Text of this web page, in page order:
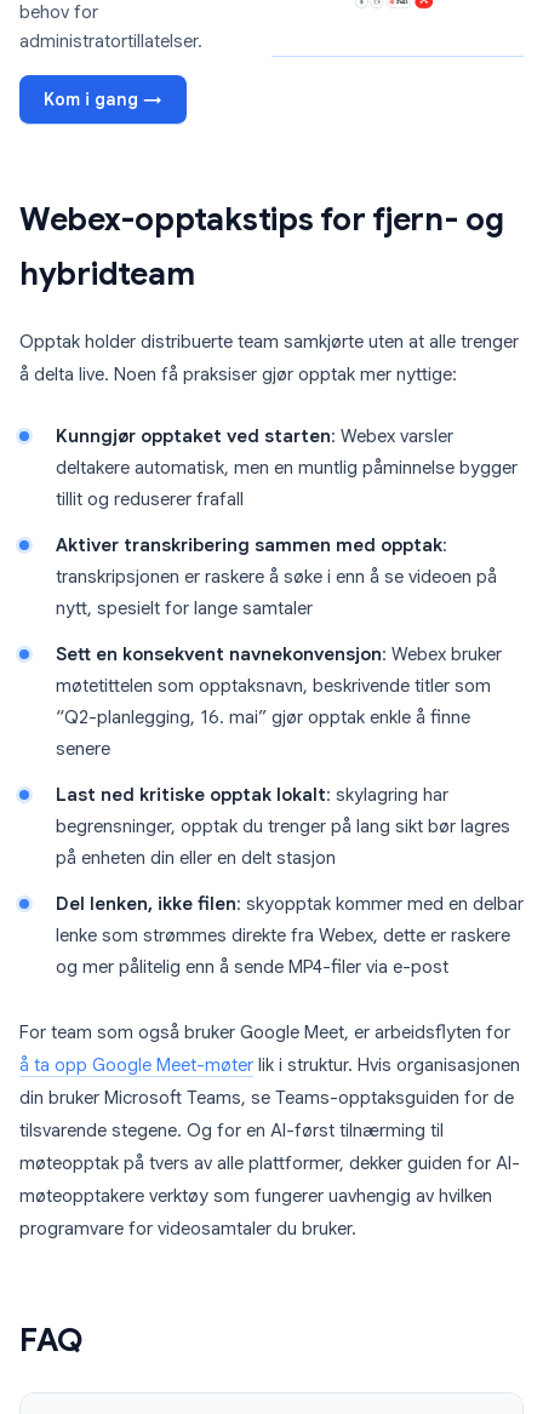
behov for
administratortillatelser.
Kom i gang →
Webex-opptakstips for fjern- og
hybridteam
Opptak holder distribuerte team samkjørte uten at alle trenger
å delta live. Noen få praksiser gjør opptak mer nyttige:
Kunngjør opptaket ved starten: Webex varsler
deltakere automatisk, men en muntlig påminnelse bygger
tillit og reduserer frafall
Aktiver transkribering sammen med opptak:
transkripsjonen er raskere å søke i enn å se videoen på
nytt, spesielt for lange samtaler
Sett en konsekvent navnekonvensjon: Webex bruker
møtetittelen som opptaksnavn, beskrivende titler som
“Q2-planlegging, 16. mai” gjør opptak enkle å finne
senere
Last ned kritiske opptak lokalt: skylagring har
begrensninger, opptak du trenger på lang sikt bør lagres
på enheten din eller en delt stasjon
Del lenken, ikke filen: skyopptak kommer med en delbar
lenke som strømmes direkte fra Webex, dette er raskere
og mer pålitelig enn å sende MP4-filer via e-post
For team som også bruker Google Meet, er arbeidsflyten for
å ta opp Google Meet-møter lik i struktur. Hvis organisasjonen
din bruker Microsoft Teams, se Teams-opptaksguiden for de
tilsvarende stegene. Og for en AI-først tilnærming til
møteopptak på tvers av alle plattformer, dekker guiden for AI-
møteopptakere verktøy som fungerer uavhengig av hvilken
programvare for videosamtaler du bruker.
FAQ